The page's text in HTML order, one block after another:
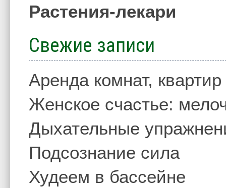
Растения-лекари
Свежие записи
Аренда комнат,
Женское счастье:
Дыхательные
Подсознание сила
Худеем в бассейне